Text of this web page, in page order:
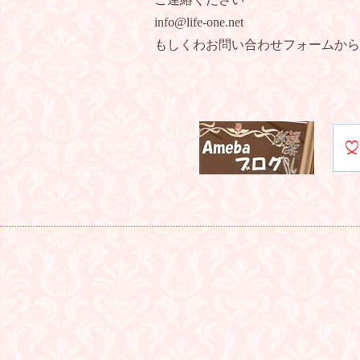
info@life-one.net
もしくわお問い合わせフォームから